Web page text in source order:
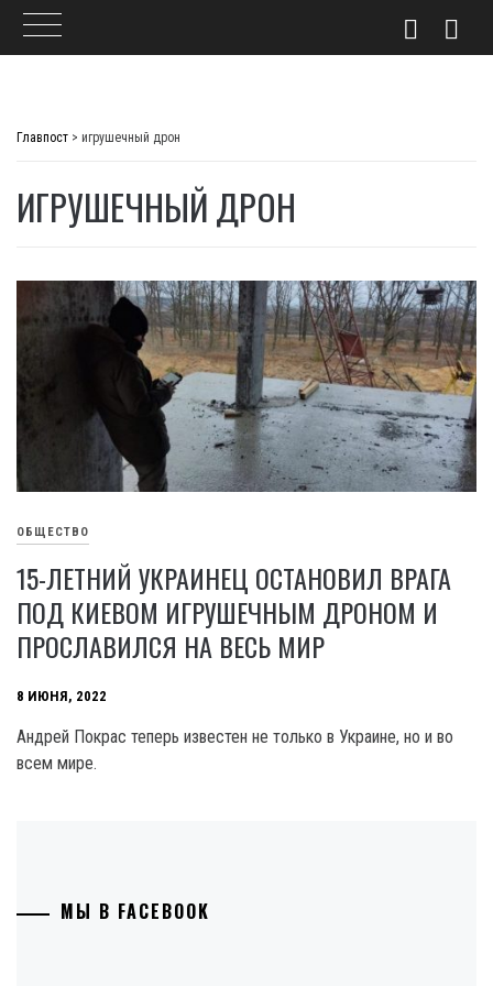
Главпост > игрушечный дрон
ИГРУШЕЧНЫЙ ДРОН
ОБЩЕСТВО
15-ЛЕТНИЙ УКРАИНЕЦ ОСТАНОВИЛ ВРАГА
ПОД КИЕВОМ ИГРУШЕЧНЫМ ДРОНОМ И
ПРОСЛАВИЛСЯ НА ВЕСЬ МИР
8 ИЮНЯ, 2022
Андрей Покрас теперь известен не только в Украине, но и во
всем мире.
МЫ В FACEBOOK